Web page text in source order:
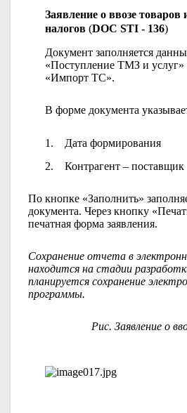
Заявление о ввозе
налогов (DOC STI - 136)
Документ заполняется
«Поступление ТМЗ и услуг»
«Импорт ТС».
В форме документа
1.
Дата формирования
2.
Контрагент – поставщик
По кнопке «Заполнить»
документа. Через кнопку
печатная форма заявления.
Сохранение отчета в
находится на стадии
планируется сохранение
программы.
Рис. Заявление о